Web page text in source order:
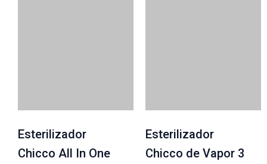
Esterilizador
Chicco All In One
Esterilizador
Chicco de Vapor 3